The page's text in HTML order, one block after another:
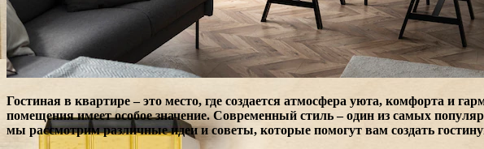
Гостиная в квартире – это место, где создается атмосфера уюта, комфорта и
помещения имеет особое значение. Современный стиль – один из самых
мы рассмотрим различные идеи и советы, которые помогут вам создать